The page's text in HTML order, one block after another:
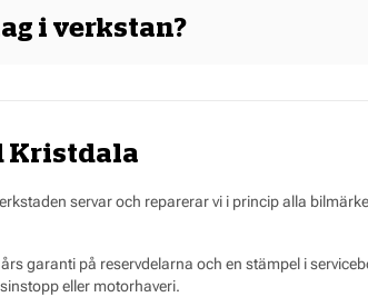
de senaste 30 dagarna hos en
i verkstan?
Kristdala
servar och reparerar vi i princip alla
garanti på reservdelarna och en stämpel i
eller motorhaveri.